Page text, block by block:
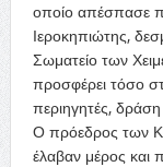
οποίο απέσπασε
Ιεροκηπιώτης,
Σωματείο των
προσφέρει τόσο
περιηγητές,
Ο πρόεδρος των
έλαβαν μέρος και